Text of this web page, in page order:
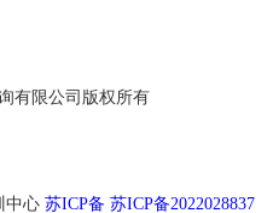
有限公司版权所有
中心 苏ICP备 苏ICP备2022028837